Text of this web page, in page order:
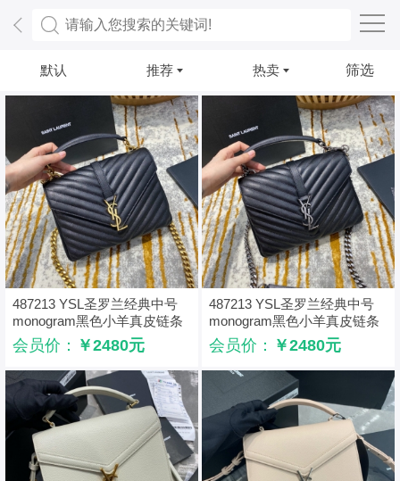
默认 推荐 热卖 筛选
487213 YSL圣罗兰经典中号
monogram黑色小羊真皮链条
包 黑色金扣
会员价： ￥2480元
487213 YSL圣罗兰经典中号
monogram黑色小羊真皮链条
包 黑色银扣
会员价： ￥2480元